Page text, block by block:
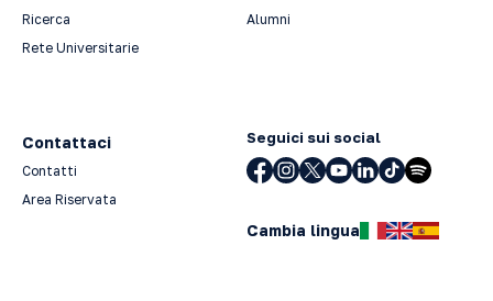
Ricerca
Rete Universitarie
Alumni
Contattaci
Contatti
Area Riservata
Seguici sui social
Cambia lingua